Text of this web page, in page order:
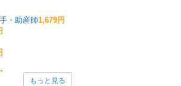
・助産師1,679円
もっと見る